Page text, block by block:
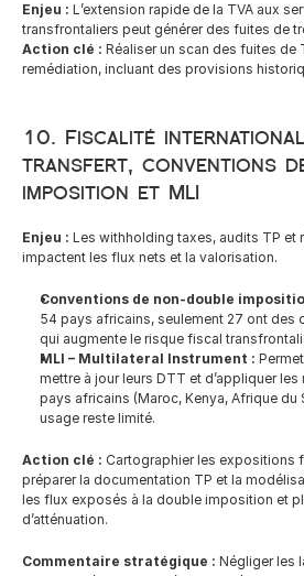
Enjeu : L’extension rapide de la TVA aux
transfrontaliers peut générer des fuites de
Action clé : Réaliser un scan des fuites de
remédiation, incluant des provisions
10. Fiscalité
transfert, conventions
imposition et MLI
Enjeu : Les withholding taxes, audits TP et
impactent les flux nets et la valorisation.
Conventions de non-double
54 pays africains, seulement 27 ont des
qui augmente le risque fiscal
MLI – Multilateral Instrument :
mettre à jour leurs DTT et d’appliquer les
pays africains (Maroc, Kenya, Afrique du
usage reste limité.
Action clé : Cartographier les expositions
préparer la documentation TP et la
les flux exposés à la double imposition et
d’atténuation.
Commentaire stratégique : Négliger les